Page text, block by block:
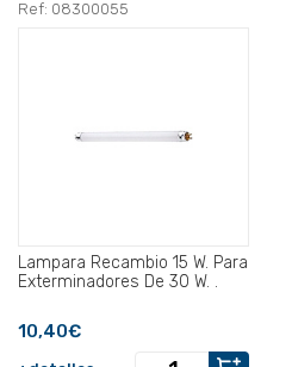
Ref: 08300055
Lampara Recambio 15 W. Para
Exterminadores De 30 W. .
10,40€